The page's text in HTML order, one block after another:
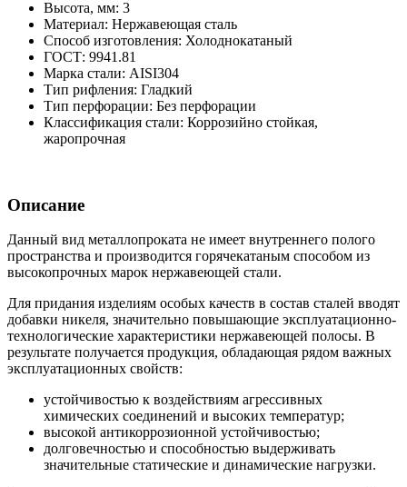
Высота, мм: 3
Материал: Нержавеющая сталь
Способ изготовления: Холоднокатаный
ГОСТ: 9941.81
Марка стали: AISI304
Тип рифления: Гладкий
Тип перфорации: Без перфорации
Классификация стали: Коррозийно стойкая,
жаропрочная
Описание
Данный вид металлопроката не имеет внутреннего полого
пространства и производится горячекатаным способом из
высокопрочных марок нержавеющей стали.
Для придания изделиям особых качеств в состав сталей вводят
добавки никеля, значительно повышающие эксплуатационно-
технологические характеристики нержавеющей полосы. В
результате получается продукция, обладающая рядом важных
эксплуатационных свойств:
устойчивостью к воздействиям агрессивных
химических соединений и высоких температур;
высокой антикоррозионной устойчивостью;
долговечностью и способностью выдерживать
значительные статические и динамические нагрузки.